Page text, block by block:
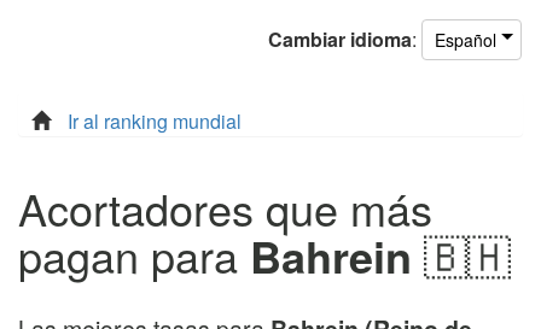
Cambiar idioma: Español
Ir al ranking mundial
Acortadores que más
pagan para Bahrein 🇧🇭